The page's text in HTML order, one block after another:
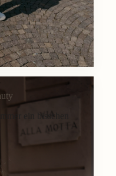
ein bisschen